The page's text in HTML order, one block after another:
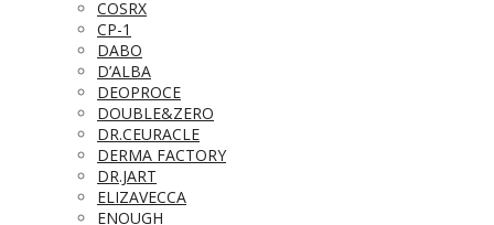
COSRX
CP-1
DABO
D’ALBA
DEOPROCE
DOUBLE&ZERO
DR.CEURACLE
DERMA FACTORY
DR.JART
ELIZAVECCA
ENOUGH